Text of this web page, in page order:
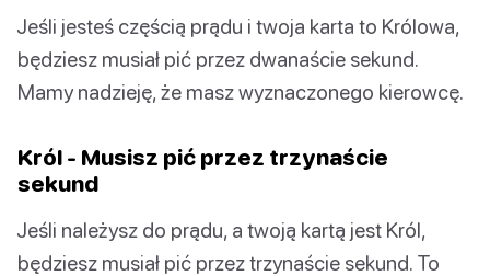
Jeśli jesteś częścią prądu i twoja karta to Królowa,
będziesz musiał pić przez dwanaście sekund.
Mamy nadzieję, że masz wyznaczonego kierowcę.
Król - Musisz pić przez trzynaście
sekund
Jeśli należysz do prądu, a twoją kartą jest Król,
będziesz musiał pić przez trzynaście sekund. To